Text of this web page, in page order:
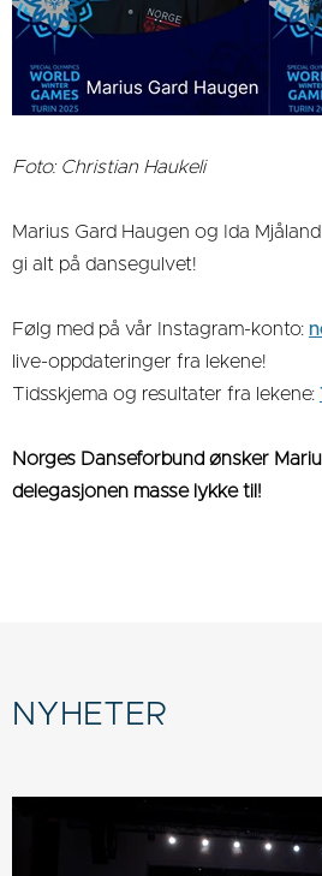
Foto: Christian Haukeli
Marius Gard Haugen og Ida
gi alt på dansegulvet!
Følg med på vår Instagram-konto:
live-oppdateringer fra lekene!
Tidsskjema og resultater fra lekene:
Norges Danseforbund ønsker
delegasjonen masse lykke til!
NYHETER